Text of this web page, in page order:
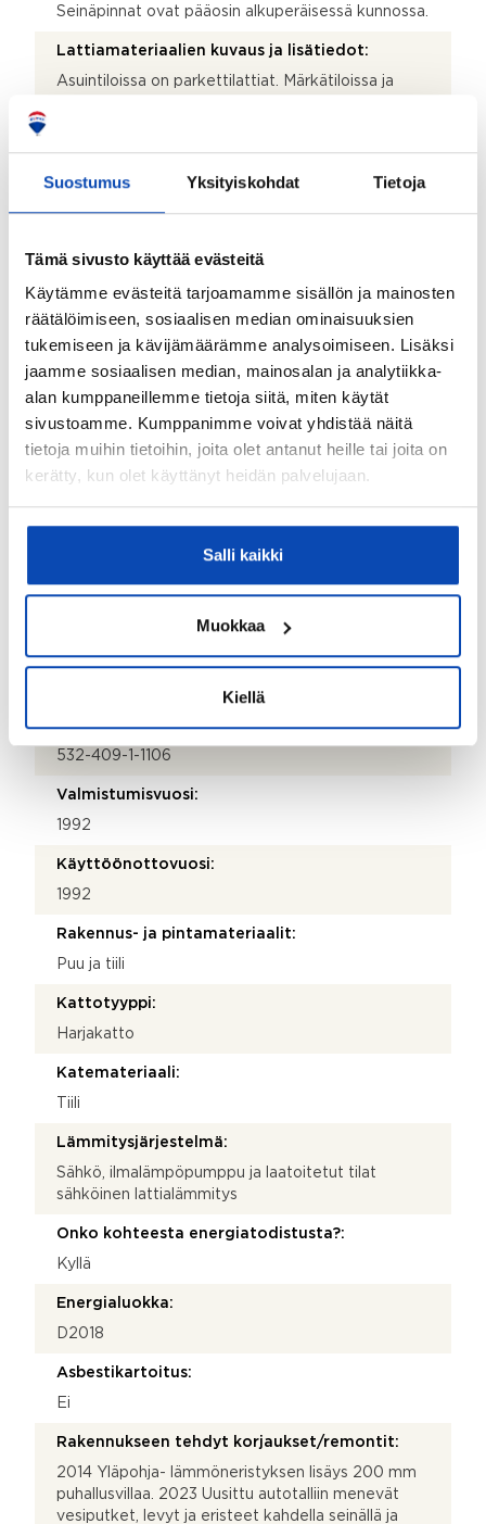
Suostumus Yksityiskohdat Tietoja
Tämä sivusto käyttää evästeitä
Käytämme evästeitä tarjoamamme sisällön ja mainosten
räätälöimiseen, sosiaalisen median ominaisuuksien
tukemiseen ja kävijämäärämme analysoimiseen. Lisäksi
jaamme sosiaalisen median, mainosalan ja analytiikka-
alan kumppaneillemme tietoja siitä, miten käytät
sivustoamme. Kumppanimme voivat yhdistää näitä
tietoja muihin tietoihin, joita olet antanut heille tai joita on
kerätty, kun olet käyttänyt heidän palvelujaan.
Salli kaikki
Muokkaa
Kiellä
Seinäpinnat ovat pääosin alkuperäisessä kunnossa.
Lattiamateriaalien kuvaus ja lisätiedot:
Asuintiloissa on parkettilattiat. Märkätiloissa ja
Kaapistot, vaatehuone ja varasto sekä ulkovarasto.
Ei
Taloyhtiössä on antenni:
Kohteen yleiskunto:
Tyydyttävä
Lisätietoja kunnosta:
Kuntotarkastus tehty 2024. Raportin saa välittäjältä.
Kohde myydään kalustettuna:
Kiinteistötunnus:
532-409-1-1106
Valmistumisvuosi:
1992
Käyttöönottovuosi:
1992
Rakennus- ja pintamateriaalit:
Puu ja tiili
Kattotyyppi:
Harjakatto
Katemateriaali:
Tiili
Lämmitysjärjestelmä:
Sähkö, ilmalämpöpumppu ja laatoitetut tilat
sähköinen lattialämmitys
Onko kohteesta energiatodistusta?:
Kyllä
Energialuokka:
D2018
Asbestikartoitus:
Ei
Rakennukseen tehdyt korjaukset/remontit:
2014 Yläpohja- lämmöneristyksen lisäys 200 mm
puhallusvillaa. 2023 Uusittu autotalliin menevät
vesiputket, levyt ja eristeet kahdella seinällä ja